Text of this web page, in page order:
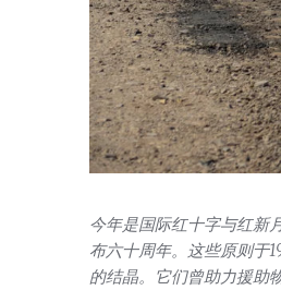
今年是国际红十字与红
布六十周年。这些原则于
的结晶。它们曾助力援助